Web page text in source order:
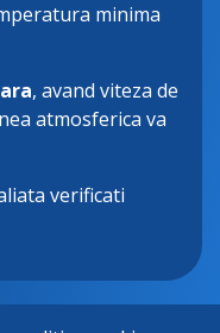
minima
, avand viteza de
atmosferica va
verificati